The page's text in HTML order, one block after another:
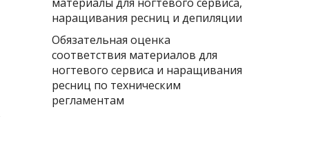
наращивания ресниц и депиляции
Обязательная оценка
соответствия материалов для
ногтевого сервиса и наращивания
ресниц по техническим
регламентам